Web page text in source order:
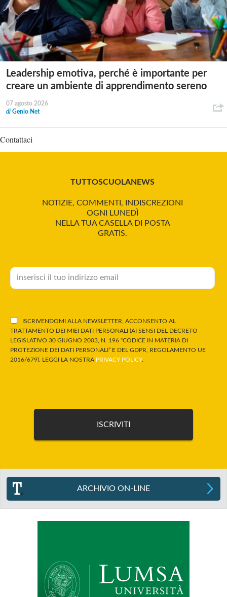
Leadership emotiva, perché è importante per
creare un ambiente di apprendimento sereno
07 agosto 2026
di Genio Net
Contattaci
TUTTOSCUOLANEWS
NOTIZIE, COMMENTI, INDISCREZIONI
OGNI LUNEDÌ
NELLA TUA CASELLA DI POSTA
GRATIS.
ISCRIVENDOMI ALLA NEWSLETTER, ACCONSENTO AL
TRATTAMENTO DEI MIEI DATI PERSONALI (AI SENSI DEL DECRETO
LEGISLATIVO 30 GIUGNO 2003, N. 196 “CODICE IN MATERIA DI
PROTEZIONE DEI DATI PERSONALI” E DEL GDPR, REGOLAMENTO UE
2016/679). LEGGI LA NOSTRA PRIVACY POLICY.
ARCHIVIO ON-LINE